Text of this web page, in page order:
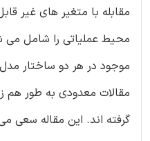
مقابله با متغیر های غیر
محیط عملیاتی را شامل می
موجود در هر دو ساختار
مقالات معدودی به طور هم
گرفته اند. این مقاله سعی